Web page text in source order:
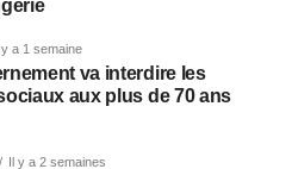
y a 1 semaine
va interdire les
aux plus de 70 ans
Il y a 2 semaines